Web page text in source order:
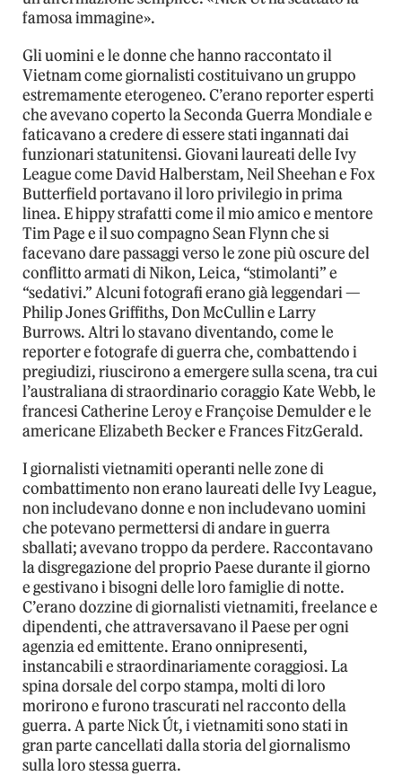
famosa immagine».
Gli uomini e le donne che hanno raccontato il
Vietnam come giornalisti costituivano un gruppo
estremamente eterogeneo. C’erano reporter esperti
che avevano coperto la Seconda Guerra Mondiale e
faticavano a credere di essere stati ingannati dai
funzionari statunitensi. Giovani laureati delle Ivy
League come David Halberstam, Neil Sheehan e Fox
Butterfield portavano il loro privilegio in prima
linea. E hippy strafatti come il mio amico e mentore
Tim Page e il suo compagno Sean Flynn che si
facevano dare passaggi verso le zone più oscure del
conflitto armati di Nikon, Leica, “stimolanti” e
“sedativi.” Alcuni fotografi erano già leggendari —
Philip Jones Griffiths, Don McCullin e Larry
Burrows. Altri lo stavano diventando, come le
reporter e fotografe di guerra che, combattendo i
pregiudizi, riuscirono a emergere sulla scena, tra cui
l’australiana di straordinario coraggio Kate Webb, le
francesi Catherine Leroy e Françoise Demulder e le
americane Elizabeth Becker e Frances FitzGerald.
I giornalisti vietnamiti operanti nelle zone di
combattimento non erano laureati delle Ivy League,
non includevano donne e non includevano uomini
che potevano permettersi di andare in guerra
sballati; avevano troppo da perdere. Raccontavano
la disgregazione del proprio Paese durante il giorno
e gestivano i bisogni delle loro famiglie di notte.
C’erano dozzine di giornalisti vietnamiti, freelance e
dipendenti, che attraversavano il Paese per ogni
agenzia ed emittente. Erano onnipresenti,
instancabili e straordinariamente coraggiosi. La
spina dorsale del corpo stampa, molti di loro
morirono e furono trascurati nel racconto della
guerra. A parte Nick Út, i vietnamiti sono stati in
gran parte cancellati dalla storia del giornalismo
sulla loro stessa guerra.